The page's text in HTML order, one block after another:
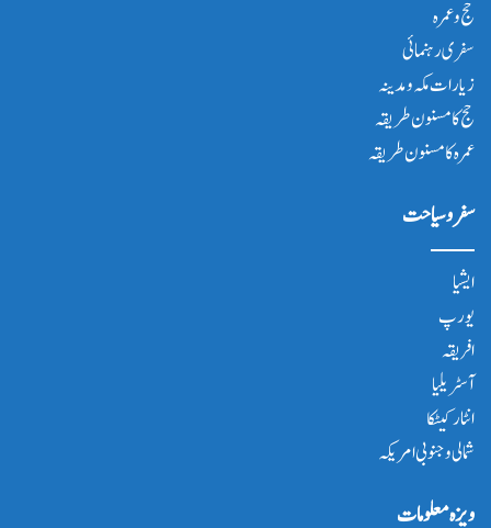
حج و عمرہ
سفری رہنمائی
زیارات مکہ و مدینہ
حج کا مسنون طریقہ
عمرہ کا مسنون طریقہ
سفر و سیاحت
ایشیا
یورپ
افریقہ
آسٹریلیا
انٹار کیٹکا
شمالی و جنوبی امریکہ
ویزہ معلومات